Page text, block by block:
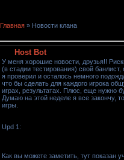
Главная » Новости клана
Host Bot
У меня хорошие новости, друзья!!
(в стадии тестирования) свой банлист,
я проверил и осталось немного
что бы сделать для каждого игрока
играх, результатах. Плюс, еще нужно
Думаю на этой неделе я все закончу,
игры.
Upd 1:
Как вы можете заметить, тут показан